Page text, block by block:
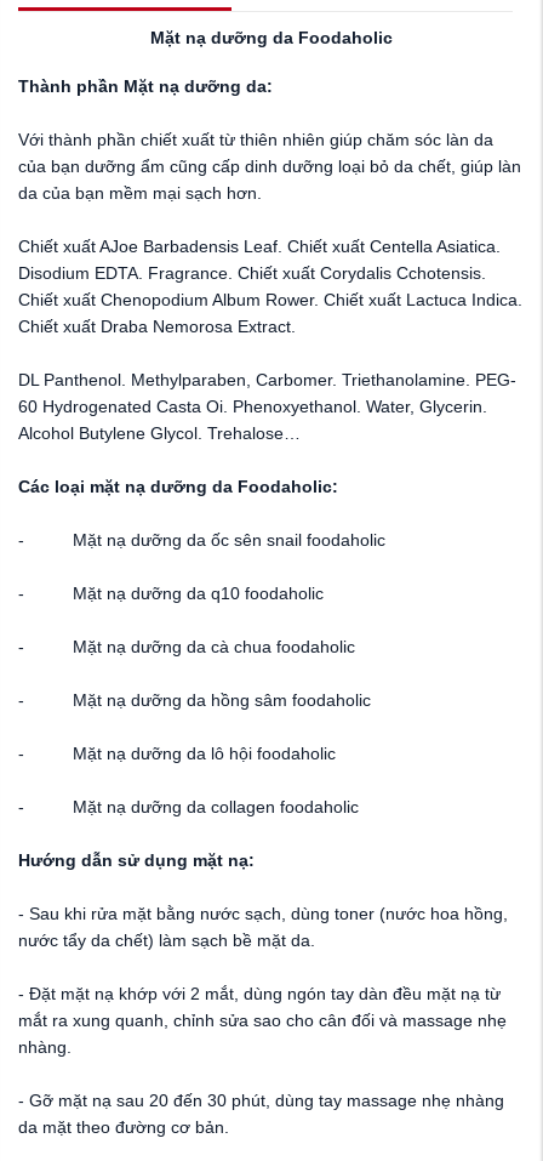
Mặt nạ dưỡng da Foodaholic
Thành phần Mặt nạ dưỡng da:
Với thành phần chiết xuất từ thiên nhiên giúp chăm sóc làn da
của bạn dưỡng ẩm cũng cấp dinh dưỡng loại bỏ da chết, giúp làn
da của bạn mềm mại sạch hơn.
Chiết xuất AJoe Barbadensis Leaf. Chiết xuất Centella Asiatica.
Disodium EDTA. Fragrance. Chiết xuất Corydalis Cchotensis.
Chiết xuất Chenopodium Album Rower. Chiết xuất Lactuca Indica.
Chiết xuất Draba Nemorosa Extract.
DL Panthenol. Methylparaben, Carbomer. Triethanolamine. PEG-
60 Hydrogenated Casta Oi. Phenoxyethanol. Water, Glycerin.
Alcohol Butylene Glycol. Trehalose…
Các loại mặt nạ dưỡng da Foodaholic:
- Mặt nạ dưỡng da ốc sên snail foodaholic
- Mặt nạ dưỡng da q10 foodaholic
- Mặt nạ dưỡng da cà chua foodaholic
- Mặt nạ dưỡng da hồng sâm foodaholic
- Mặt nạ dưỡng da lô hội foodaholic
- Mặt nạ dưỡng da collagen foodaholic
Hướng dẫn sử dụng mặt nạ:
- Sau khi rửa mặt bằng nước sạch, dùng toner (nước hoa hồng,
nước tẩy da chết) làm sạch bề mặt da.
- Đặt mặt nạ khớp với 2 mắt, dùng ngón tay dàn đều mặt nạ từ
mắt ra xung quanh, chỉnh sửa sao cho cân đối và massage nhẹ
nhàng.
- Gỡ mặt nạ sau 20 đến 30 phút, dùng tay massage nhẹ nhàng
da mặt theo đường cơ bản.